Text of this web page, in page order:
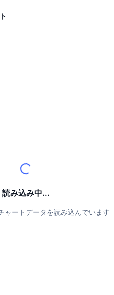
読み込み中...
ャートデータを読み込んでいます